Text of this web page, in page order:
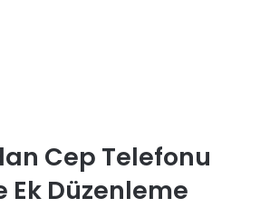
Cep Telefonu
Ek Düzenleme